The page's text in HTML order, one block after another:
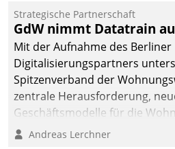
Die monatlichen
Mitteilungen zum
Heizungs- und
Wasserverbrauch gehen
automatisiert, vollständig
und auf Wunsch über
mehrere zuvor
Kommunikationswege bei
Strategische Partnerschaft
GdW nimmt Datatrain
Mit der Aufnahme des Berliner
Digitalisierungspartners
Spitzenverband der
zentrale Herausforderung,
Geschäftsmodelle für die
entwickeln.
Andreas Lerchner